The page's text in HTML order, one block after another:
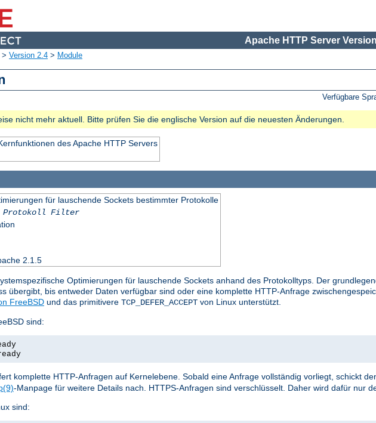
Apache HTTP Server
> Version 2.4 > Module
Verfügbare
nicht mehr aktuell. Bitte prüfen Sie die englische Version auf die neuesten Änderungen.
des Apache HTTP Servers
für lauschende Sockets bestimmter Protokolle
Protokoll Filter
2.1.5
Optimierungen für lauschende Sockets anhand des Protokolltyps. Der
übergibt, bis entweder Daten verfügbar sind oder eine komplette HTTP-Anfrage
FreeBSD und das primitivere TCP_DEFER_ACCEPT von Linux unterstützt.
sind:
komplette HTTP-Anfragen auf Kernelebene. Sobald eine Anfrage vollständig vorliegt, schickt
-Manpage für weitere Details nach. HTTPS-Anfragen sind verschlüsselt. Daher wird dafür nur
sind: